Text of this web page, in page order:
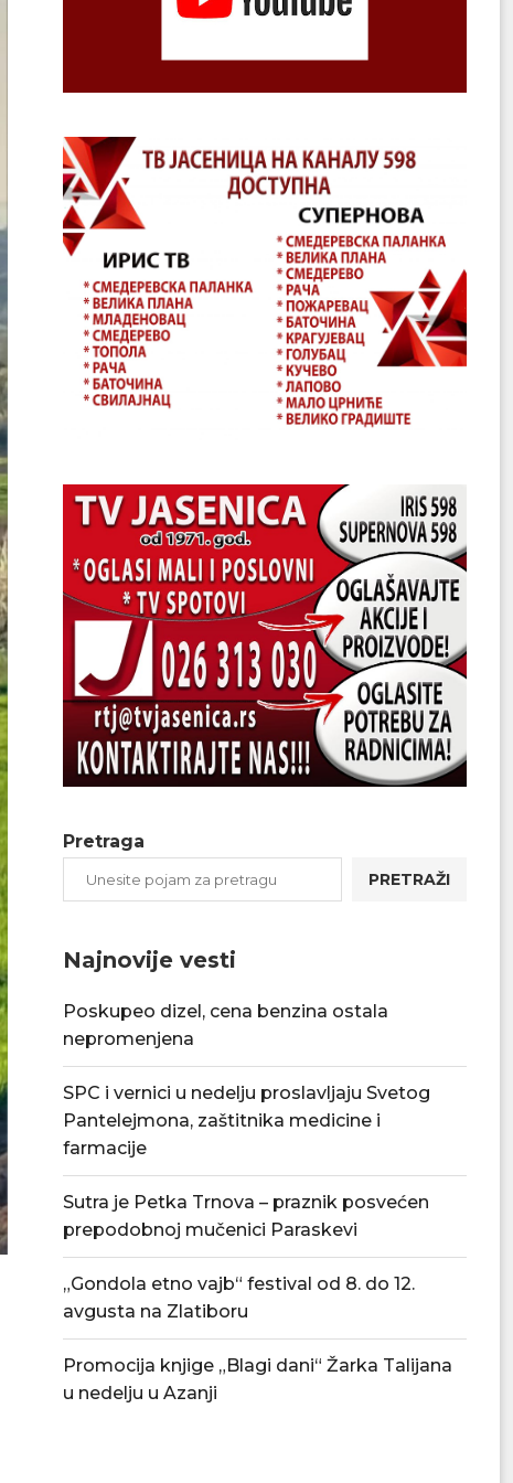
Pretraga
PRETRAŽI
Najnovije vesti
Poskupeo dizel, cena benzina ostala
nepromenjena
SPC i vernici u nedelju proslavljaju Svetog
Pantelejmona, zaštitnika medicine i
farmacije
Sutra je Petka Trnova – praznik posvećen
prepodobnoj mučenici Paraskevi
„Gondola etno vajb“ festival od 8. do 12.
avgusta na Zlatiboru
Promocija knjige „Blagi dani“ Žarka Talijana
u nedelju u Azanji